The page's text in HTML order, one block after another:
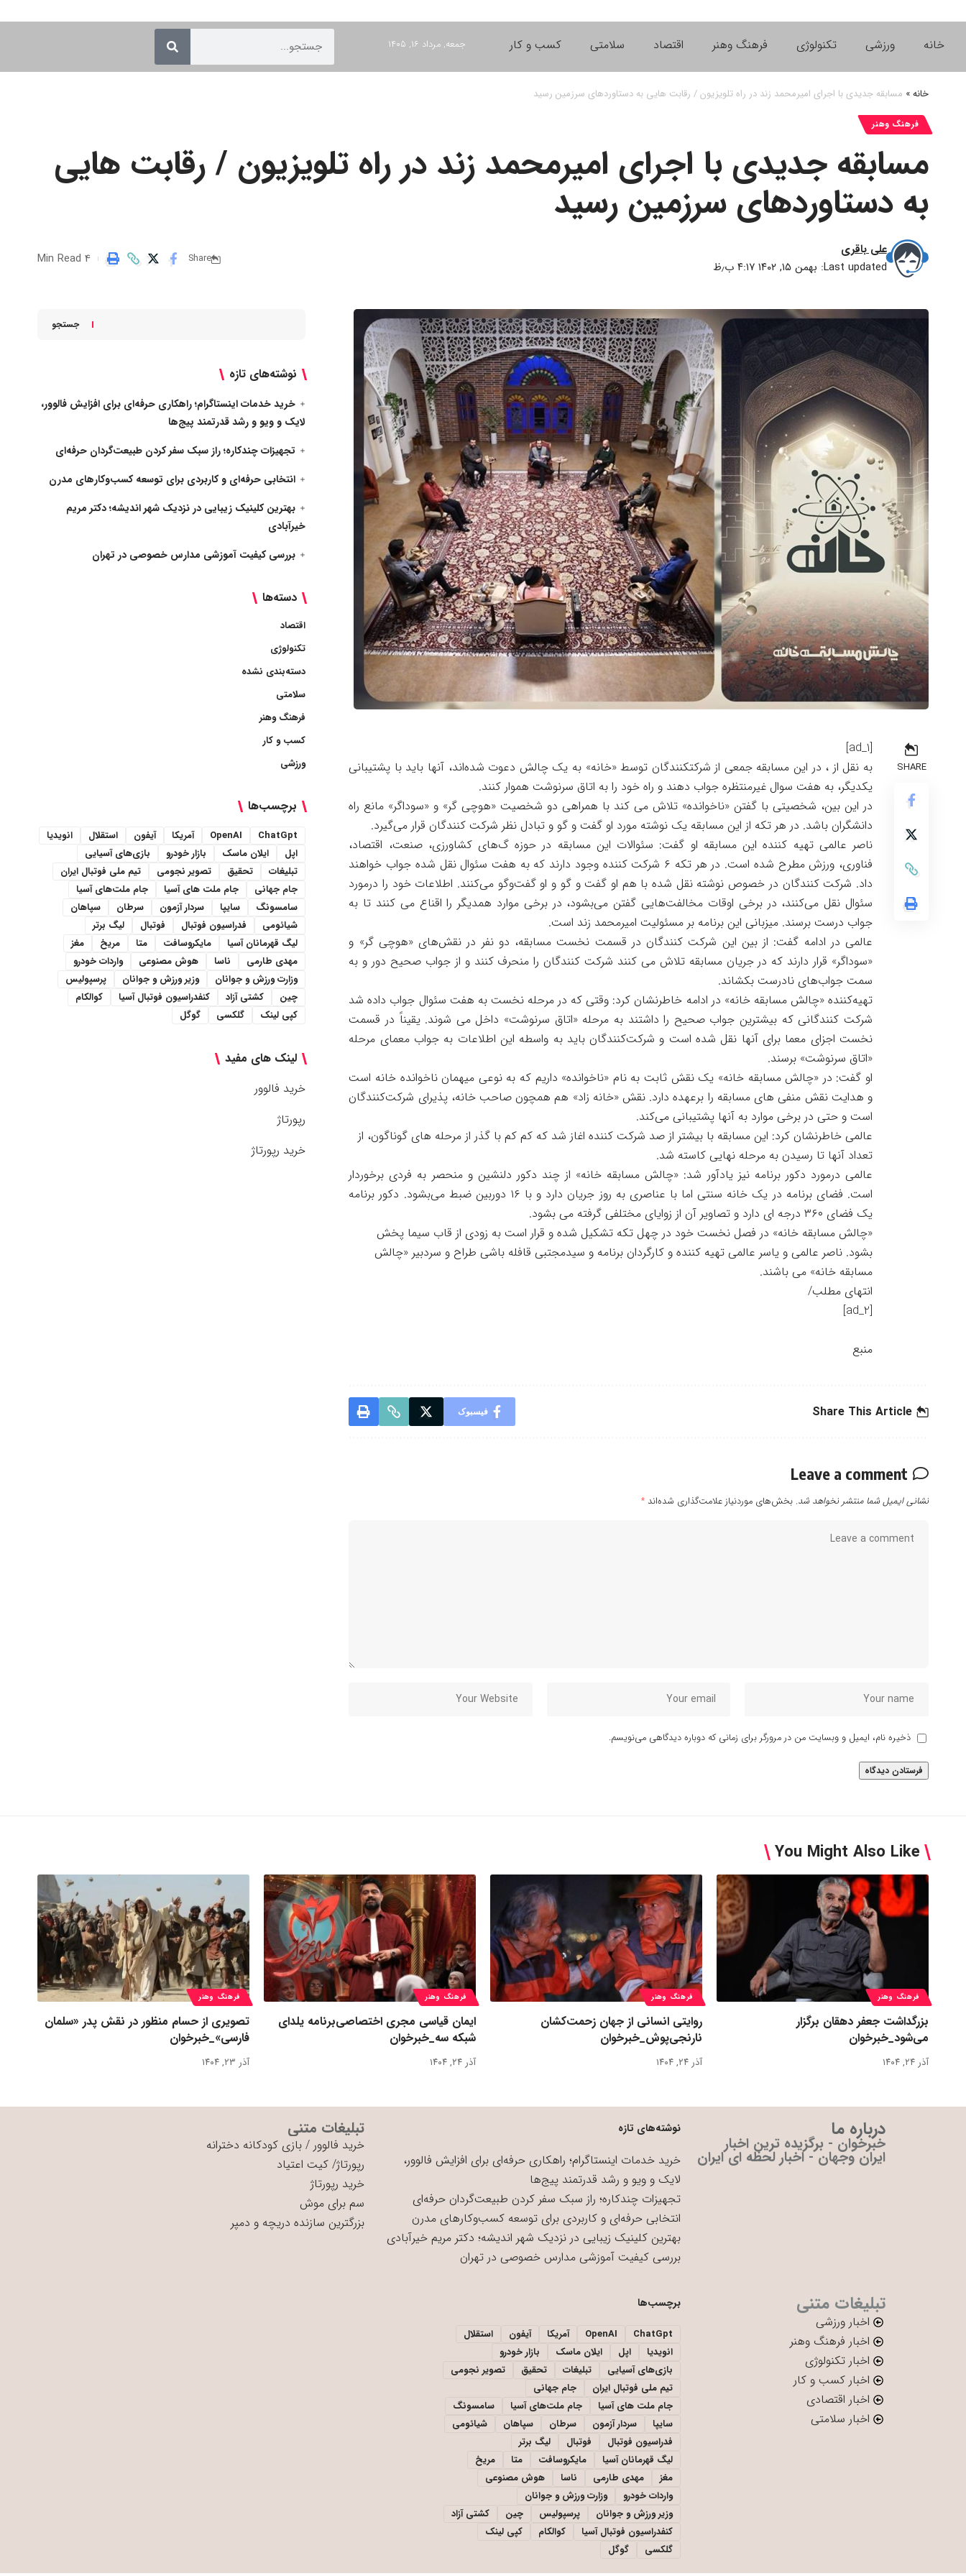
خانه ورزشی تکنولوژی فرهنگ وهنر اقتصاد سلامتی کسب و کار جمعه, مرداد ۱۶, ۱۴۰۵
خانه» مسابقه جدیدی با اجرای امیرمحمد زند در راه تلویزیون / رقابت هایی به دستاوردهای سرزمین رسید
فرهنگ وهنر
مسابقه جدیدی با اجرای امیرمحمد زند در راه تلویزیون / رقابت هایی
به دستاوردهای سرزمین رسید
Last updated: بهمن ۱۵, ۱۴۰۲ ۴:۱۷ ب٫ظ
علی باقری
Share
4 Min Read
SHARE
[ad_1]
به نقل از ، در این مسابقه جمعی از شرکت‏کنندگان توسط «خانه» به یک چالش دعوت شده‌اند، آنها باید با پشتیبانی
یکدیگر، به هفت سوال غیرمنتظره جواب دهند و راه خود را به اتاق سرنوشت هموار کنند.
در این بین، شخصیتی با گفتن «ناخوانده» تلاش می کند با همراهی دو شخصیت «هوچی گر» و «سوداگر» مانع راه
دانشگران باشد. در هر تکه از این مسابقه یک نوشته مورد او گفت و گو و تبادل نظر شرکت کنندگان قرار می‌گیرد.
ناصر عالمی تهیه کننده این مسابقه او گفت: سئوالات این مسابقه در حوزه گ‌های کشاورزی، صنعت، اقتصاد،
فناوری، ورزش مطرح شده است. در هر تکه ۶ شرکت کننده وجود دارند که به هفت سئوال نقل شده جواب خواهند
داد. شرکت کنندگان در خصوص نوشته نقل شده با هم او گفت و گو و او گفت‌و‌گو می‌کنند. اطلاعات خود را درمورد
سئوال نقل می‌کنند، در برخی اوقات مخالفت‌هایی گفتن می‌بشود، در برخی موارد همدیگر را اقناع می کنند تا به
جواب درست برسند. میزبانی این برنامه بر مسئولیت امیرمحمد زند است.
عالمی در ادامه گفت: از بین این شرکت کنندگان در قسمت نخست مسابقه، دو نفر در نقش‌های «هوچی گر» و
«سوداگر» قرار دارند که در جریان مسابقه تلاش می کنند شرکت کنندگان را منحرف کنند و از جواب صحیح دور و به
سمت جواب‌های نادرست بکشاند.
تهیه‌کننده «چالش مسابقه خانه» در ادامه خاطرنشان کرد: وقتی که در مرحله نخست به هفت سئوال جواب داده شد
شرکت کنندگانی که بیشترین جواب صحیح را داشتند به مرحله «اتاق سرنوشت» داخل می شوند. یقیناً در قسمت
نخست اجزای معما برای آنها نقل شده است و شرکت‌کنندگان باید به واسطه این اطلاعات به جواب معمای مرحله
«اتاق سرنوشت» برسند.
او گفت: در «چالش مسابقه خانه» یک نقش ثابت به نام «ناخوانده» داریم که به نوعی میهمان ناخوانده خانه است
و هدایت نقش منفی های مسابقه را برعهده دارد. نقش «خانه زاد» هم همچون صاحب خانه، پذیرای شرکت‌کنندگان
است و حتی در برخی موارد به آنها پشتیبانی می‌کند.
عالمی خاطرنشان کرد: این مسابقه با بیشتر از صد شرکت کننده اغاز شد که کم کم با گذر از مرحله های گوناگون، از
تعداد آنها تا رسیدن به مرحله نهایی کاسته شد.
عالمی درمورد دکور برنامه نیز یادآور شد: «چالش مسابقه خانه» از چند دکور دلنشین و منحصر به فردی برخوردار
است. فضای برنامه در یک خانه سنتی اما با عناصری به روز جریان دارد و با ۱۶ دوربین ضبط می‌بشود. دکور برنامه
یک فضای ۳۶۰ درجه ای دارد و تصاویر آن از زوایای مختلفی گرفته می بشود.
«چالش مسابقه خانه» در فصل نخست خود در چهل تکه تشکیل شده و قرار است به زودی از قاب سیما پخش
بشود. ناصر عالمی و یاسر عالمی تهیه کننده و کارگردان برنامه و سیدمجتبی قافله باشی طراح و سردبیر «چالش
مسابقه خانه» می باشند.
انتهای مطلب/
[ad_2]
منبع
Share This Article فیسبوک
Leave a comment
نشانی ایمیل شما منتشر نخواهد شد. بخش‌های موردنیاز علامت‌گذاری شده‌اند *
ذخیره نام، ایمیل و وبسایت من در مرورگر برای زمانی که دوباره دیدگاهی می‌نویسم.
جستجو
نوشته‌های تازه
خرید خدمات اینستاگرام؛ راهکاری حرفه‌ای برای افزایش فالوور،
لایک و ویو و رشد قدرتمند پیج‌ها
تجهیزات چندکاره؛ راز سبک سفر کردن طبیعت‌گردان حرفه‌ای
انتخابی حرفه‌ای و کاربردی برای توسعه کسب‌وکارهای مدرن
بهترین کلینیک زیبایی در نزدیک شهر اندیشه؛ دکتر مریم
خیرآبادی
بررسی کیفیت آموزشی مدارس خصوصی در تهران
دسته‌ها
اقتصاد
تکنولوژی
دسته‌بندی نشده
سلامتی
فرهنگ وهنر
کسب و کار
ورزشی
برچسب‌ها
ChatGpt
OpenAI آمریکا آیفون استقلال
انویدیا
اپل
ایلان ماسک بازار خودرو
بازی‌های آسیایی
تبلیغات
تحقیق تصویر نجومی
تیم ملی فوتبال ایران
جام جهانی
جام ملت های آسیا
جام ملت‌های آسیا
سامسونگ
سایپا سردار آزمون سرطان
سپاهان
شیائومی
فدراسیون فوتبال فوتبال
لیگ برتر
لیگ قهرمانان آسیا
مایکروسافت متا مریخ
مغز
مهدی طارمی
ناسا هوش مصنوعی
واردات خودرو
وزارت ورزش و جوانان
وزیر ورزش و جوانان
پرسپولیس
چین
کشتی آزاد کنفدراسیون فوتبال آسیا
کوالکام
کپی لینک
گلکسی گوگل
لینک های مفید
خرید فالوور
رپورتاژ
خرید رپورتاژ
You Might Also Like
فرهنگ وهنر
بزرگداشت جعفر دهقان برگزار
می‌شود_خبرخوان
آذر ۲۴, ۱۴۰۴
فرهنگ وهنر
روایتی انسانی از جهان زحمت‌کشان
نارنجی‌پوش_خبرخوان
آذر ۲۴, ۱۴۰۴
فرهنگ وهنر
ایمان قیاسی مجری اختصاصی‌برنامه یلدای
شبکه سه_خبرخوان
آذر ۲۴, ۱۴۰۴
فرهنگ وهنر
تصویری از حسام منظور در نقش پدر «سلمان
فارسی»_خبرخوان
آذر ۲۳, ۱۴۰۴
درباره ما
خبرخوان - برگزیده ترین اخبار
ایران وجهان - اخبار لحظه ای ایران
نوشته‌های تازه
خرید خدمات اینستاگرام؛ راهکاری حرفه‌ای برای افزایش فالوور،
لایک و ویو و رشد قدرتمند پیج‌ها
تجهیزات چندکاره؛ راز سبک سفر کردن طبیعت‌گردان حرفه‌ای
انتخابی حرفه‌ای و کاربردی برای توسعه کسب‌وکارهای مدرن
بهترین کلینیک زیبایی در نزدیک شهر اندیشه؛ دکتر مریم خیرآبادی
بررسی کیفیت آموزشی مدارس خصوصی در تهران
تبلیغات متنی
خرید فالوور /بازی کودکانه دخترانه
رپورتاژ/کیت اعتیاد
خرید رپورتاژ
سم برای موش
بزرگترین سازنده دریچه و دمپر
تبلیغات متنی
اخبار ورزشی
اخبار فرهنگ وهنر
اخبار تکنولوژی
اخبار کسب و کار
اخبار اقتصادی
اخبار سلامتی
برچسب‌ها
ChatGpt
OpenAI آمریکا آیفون
استقلال
انویدیا
اپل ایلان ماسک
بازار خودرو
بازی‌های آسیایی
تبلیغات تحقیق
تصویر نجومی
تیم ملی فوتبال ایران
جام جهانی
جام ملت های آسیا
جام ملت‌های آسیا
سامسونگ
سایپا
سردار آزمون سرطان سپاهان
شیائومی
فدراسیون فوتبال
فوتبال
لیگ برتر
لیگ قهرمانان آسیا
مایکروسافت متا
مریخ
مغز
مهدی طارمی ناسا
هوش مصنوعی
واردات خودرو
وزارت ورزش و جوانان
وزیر ورزش و جوانان
پرسپولیس چین
کشتی آزاد
کنفدراسیون فوتبال آسیا
کوالکام
کپی لینک
گلکسی
گوگل